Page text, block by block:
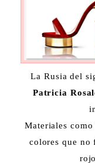
La Rusia del
Patricia
Materiales
colores que no